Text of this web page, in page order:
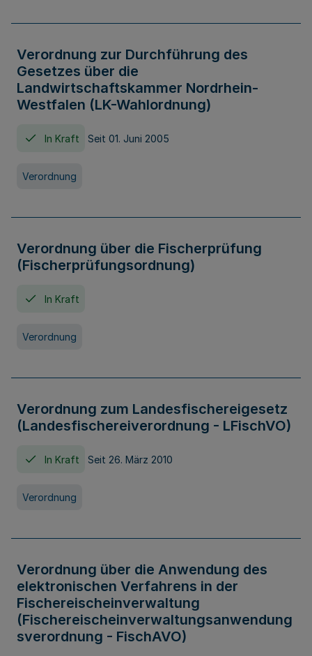
Verordnung zur Durchführung des
Gesetzes über die
Landwirtschaftskammer Nordrhein-
Westfalen (LK-Wahlordnung)
In Kraft Seit 01. Juni 2005
Verordnung
Verordnung über die Fischerprüfung
(Fischerprüfungsordnung)
In Kraft
Verordnung
Verordnung zum Landesfischereigesetz
(Landesfischereiverordnung - LFischVO)
In Kraft Seit 26. März 2010
Verordnung
Verordnung über die Anwendung des
elektronischen Verfahrens in der
Fischereischeinverwaltung
(Fischereischeinverwaltungsanwendung
sverordnung - FischAVO)